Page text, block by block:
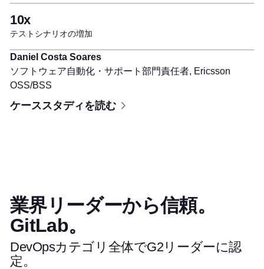
10x
テストシナリオの増加
Daniel Costa Soares
ソフトウェア自動化・サポート部門責任者, Ericsson
OSS/BSS
ケーススタディを読む
業界リーダーから信頼。
GitLab。
DevOpsカテゴリ全体でG2リーダーに認
定。